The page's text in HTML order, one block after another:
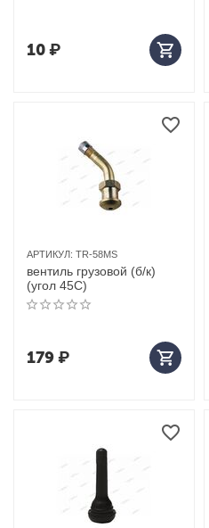
10₽
АРТИКУЛ: TR-58MS
вентиль грузовой (б/к)
(угол 45С)
179₽